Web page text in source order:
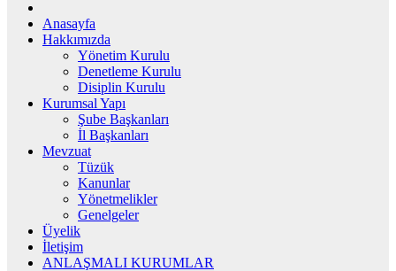
Anasayfa
Hakkımızda
Yönetim Kurulu
Denetleme Kurulu
Disiplin Kurulu
Kurumsal Yapı
Şube Başkanları
İl Başkanları
Mevzuat
Tüzük
Kanunlar
Yönetmelikler
Genelgeler
Üyelik
İletişim
ANLAŞMALI KURUMLAR